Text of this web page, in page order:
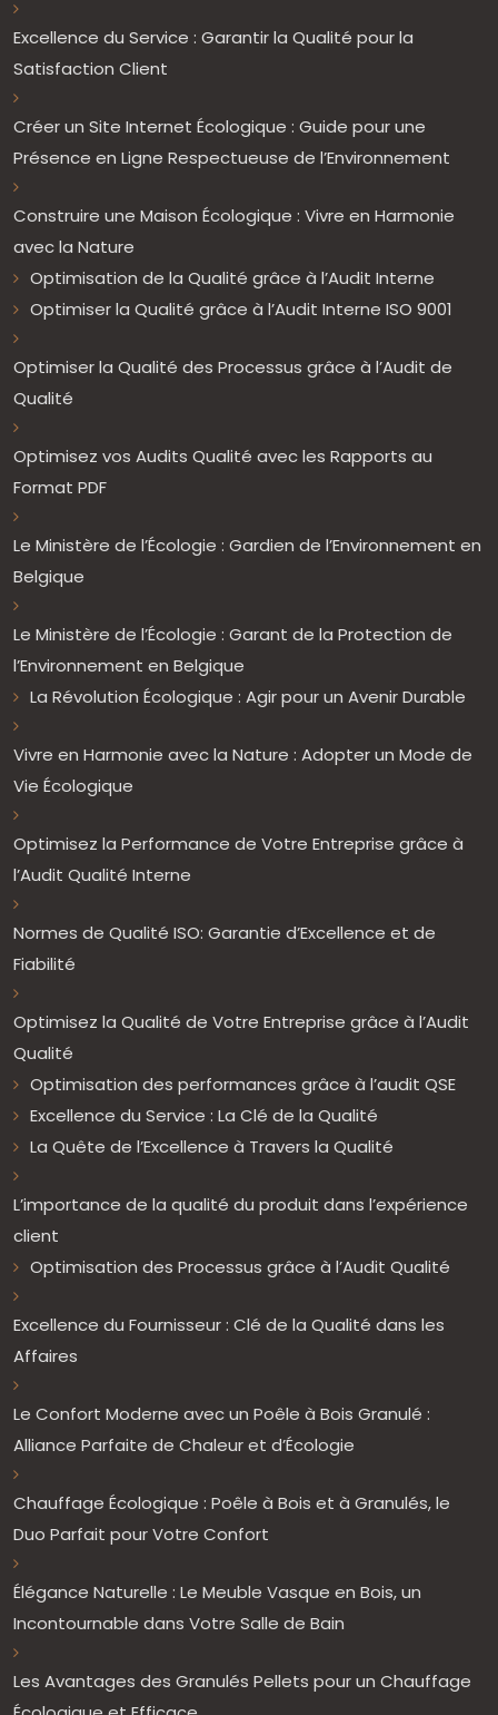
Excellence du Service : Garantir la Qualité pour la
Satisfaction Client
Créer un Site Internet Écologique : Guide pour une
Présence en Ligne Respectueuse de l’Environnement
Construire une Maison Écologique : Vivre en Harmonie
avec la Nature
Optimisation de la Qualité grâce à l’Audit Interne
Optimiser la Qualité grâce à l’Audit Interne ISO 9001
Optimiser la Qualité des Processus grâce à l’Audit de
Qualité
Optimisez vos Audits Qualité avec les Rapports au
Format PDF
Le Ministère de l’Écologie : Gardien de l’Environnement en
Belgique
Le Ministère de l’Écologie : Garant de la Protection de
l’Environnement en Belgique
La Révolution Écologique : Agir pour un Avenir Durable
Vivre en Harmonie avec la Nature : Adopter un Mode de
Vie Écologique
Optimisez la Performance de Votre Entreprise grâce à
l’Audit Qualité Interne
Normes de Qualité ISO: Garantie d’Excellence et de
Fiabilité
Optimisez la Qualité de Votre Entreprise grâce à l’Audit
Qualité
Optimisation des performances grâce à l’audit QSE
Excellence du Service : La Clé de la Qualité
La Quête de l’Excellence à Travers la Qualité
L’importance de la qualité du produit dans l’expérience
client
Optimisation des Processus grâce à l’Audit Qualité
Excellence du Fournisseur : Clé de la Qualité dans les
Affaires
Le Confort Moderne avec un Poêle à Bois Granulé :
Alliance Parfaite de Chaleur et d’Écologie
Chauffage Écologique : Poêle à Bois et à Granulés, le
Duo Parfait pour Votre Confort
Élégance Naturelle : Le Meuble Vasque en Bois, un
Incontournable dans Votre Salle de Bain
Les Avantages des Granulés Pellets pour un Chauffage